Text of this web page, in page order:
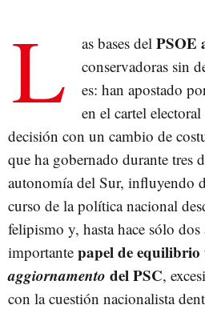
L as bases del PSOE
conservadoras sin
es: han apostado
en el cartel
decisión con un cambio de
que ha gobernado durante tres
autonomía del Sur, influyendo
curso de la política nacional
felipismo y, hasta hace sólo
importante papel de
aggiornamento del PSC,
con la cuestión nacionalista